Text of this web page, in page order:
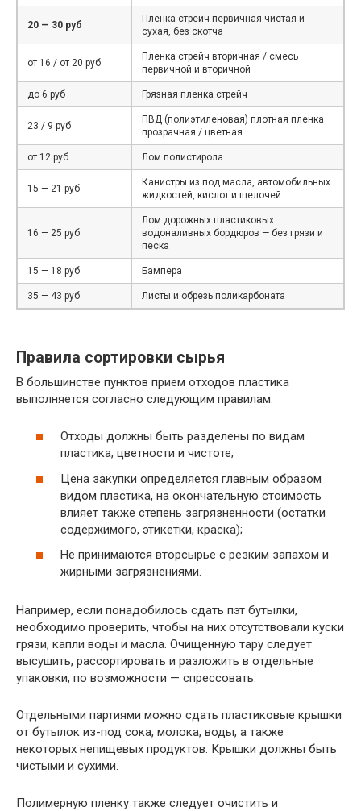
20 — 30 руб
Пленка стрейч первичная чистая и
сухая, без скотча
от 16 / от 20 руб
Пленка стрейч вторичная / смесь
первичной и вторичной
до 6 руб Грязная пленка стрейч
23 / 9 руб
ПВД (полиэтиленовая) плотная пленка
прозрачная / цветная
от 12 руб. Лом полистирола
15 — 21 руб
Канистры из под масла, автомобильных
жидкостей, кислот и щелочей
16 — 25 руб
Лом дорожных пластиковых
водоналивных бордюров — без грязи и
песка
15 — 18 руб Бампера
35 — 43 руб Листы и обрезь поликарбоната
Правила сортировки сырья
В большинстве пунктов прием отходов пластика
выполняется согласно следующим правилам:
Отходы должны быть разделены по видам
пластика, цветности и чистоте;
Цена закупки определяется главным образом
видом пластика, на окончательную стоимость
влияет также степень загрязненности (остатки
содержимого, этикетки, краска);
Не принимаются вторсырье с резким запахом и
жирными загрязнениями.
Например, если понадобилось сдать пэт бутылки,
необходимо проверить, чтобы на них отсутствовали куски
грязи, капли воды и масла. Очищенную тару следует
высушить, рассортировать и разложить в отдельные
упаковки, по возможности — спрессовать.
Отдельными партиями можно сдать пластиковые крышки
от бутылок из-под сока, молока, воды, а также
некоторых непищевых продуктов. Крышки должны быть
чистыми и сухими.
Полимерную пленку также следует очистить и